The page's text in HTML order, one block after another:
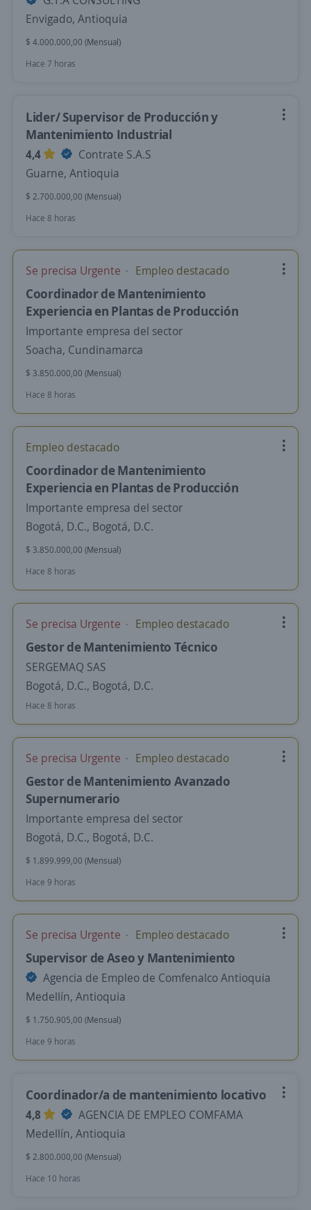
Envigado, Antioquia
$ 4.000.000,00 (Mensual)
Hace 7 horas
Lider/ Supervisor de Producción y
Mantenimiento Industrial
4,4
Contrate S.A.S
Guarne, Antioquia
$ 2.700.000,00 (Mensual)
Hace 8 horas
Se precisa Urgente Empleo destacado
Coordinador de Mantenimiento
Experiencia en Plantas de Producción
Importante empresa del sector
Soacha, Cundinamarca
$ 3.850.000,00 (Mensual)
Hace 8 horas
Empleo destacado
Coordinador de Mantenimiento
Experiencia en Plantas de Producción
Importante empresa del sector
Bogotá, D.C., Bogotá, D.C.
$ 3.850.000,00 (Mensual)
Hace 8 horas
Se precisa Urgente Empleo destacado
Gestor de Mantenimiento Técnico
SERGEMAQ SAS
Bogotá, D.C., Bogotá, D.C.
Hace 8 horas
Se precisa Urgente Empleo destacado
Gestor de Mantenimiento Avanzado
Supernumerario
Importante empresa del sector
Bogotá, D.C., Bogotá, D.C.
$ 1.899.999,00 (Mensual)
Hace 9 horas
Se precisa Urgente Empleo destacado
Supervisor de Aseo y Mantenimiento
Agencia de Empleo de Comfenalco Antioquia
Medellín, Antioquia
$ 1.750.905,00 (Mensual)
Hace 9 horas
Coordinador/a de mantenimiento locativo
4,8
AGENCIA DE EMPLEO COMFAMA
Medellín, Antioquia
$ 2.800.000,00 (Mensual)
Hace 10 horas